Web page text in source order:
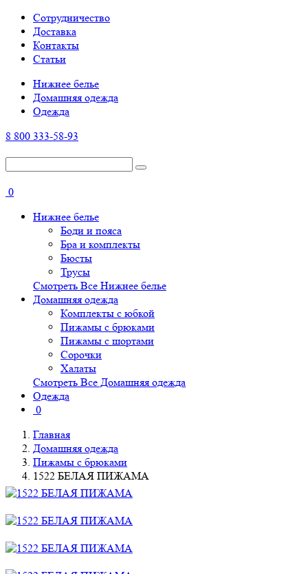
Cотрудничество
Доставка
Контакты
Статьи
Нижнее белье
Домашняя одежда
Одежда
8 800 333-58-93
0
Нижнее белье
Боди и пояса
Бра и комплекты
Бюсты
Трусы
Смотреть Все Нижнее белье
Домашняя одежда
Комплекты с юбкой
Пижамы с брюками
Пижамы с шортами
Сорочки
Халаты
Смотреть Все Домашняя одежда
Одежда
0
Главная
Домашняя одежда
Пижамы с брюками
1522 БЕЛАЯ ПИЖАМА